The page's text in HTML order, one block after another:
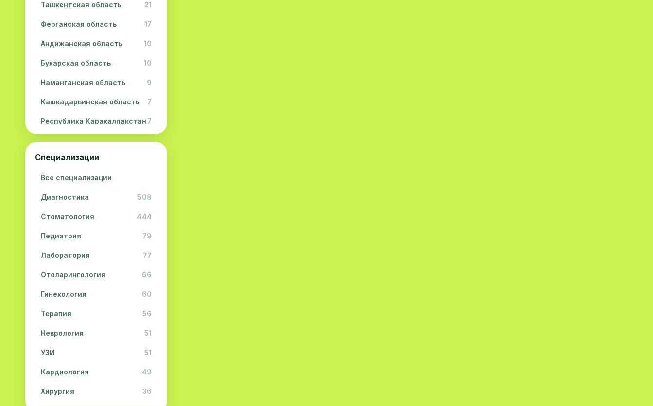
Ташкентская область 21
Ферганская область 17
Андижанская область 10
Бухарская область 10
Наманганская область 9
Кашкадарьинская область 7
Республика Каракалпакстан 7
Навоийская область 5
Джизакская область
Сурхандарьинская область
Сырдарьинская область 2
Хорезмская область 2
Специализации
Все специализации
Диагностика 508
Стоматология 444
Педиатрия 79
Лаборатория 77
Отоларингология 66
Гинекология 60
Терапия 56
Неврология 51
УЗИ 51
Кардиология 49
Хирургия 36